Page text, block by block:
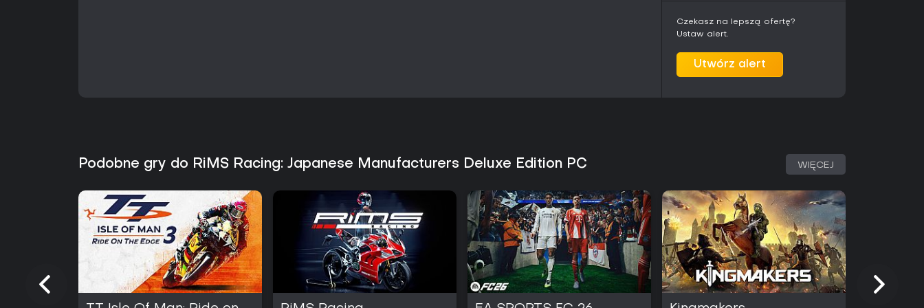
Opinie graczy są podzielone - wielu docenia rozbudowaną strukturę kariery i
uczenia się oraz nacisk na konserwację przyciągają przede wszystkim
opcjami japońskich producentów. Gracze szukający prostszych mechanik lub
szerszego wsparcia dla trybu wieloosobowego mogą uznać rozgrywkę za zbyt
kontrolować każdy element wyposażenia podczas wyścigów.
Czekasz na lepszą ofertę?
Ustaw alert.
Utwórz alert
Podobne gry do RiMS Racing: Japanese Manufacturers Deluxe Edition PC WIĘCEJ